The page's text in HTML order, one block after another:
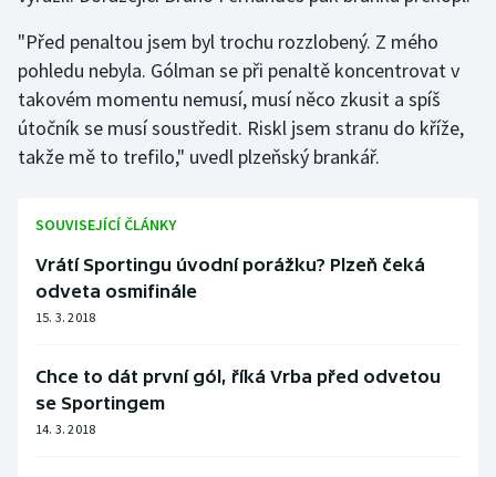
"Před penaltou jsem byl trochu rozzlobený. Z mého
pohledu nebyla. Gólman se při penaltě koncentrovat v
takovém momentu nemusí, musí něco zkusit a spíš
útočník se musí soustředit. Riskl jsem stranu do kříže,
takže mě to trefilo," uvedl plzeňský brankář.
SOUVISEJÍCÍ ČLÁNKY
Vrátí Sportingu úvodní porážku? Plzeň čeká
odveta osmifinále
15. 3. 2018
Chce to dát první gól, říká Vrba před odvetou
se Sportingem
14. 3. 2018